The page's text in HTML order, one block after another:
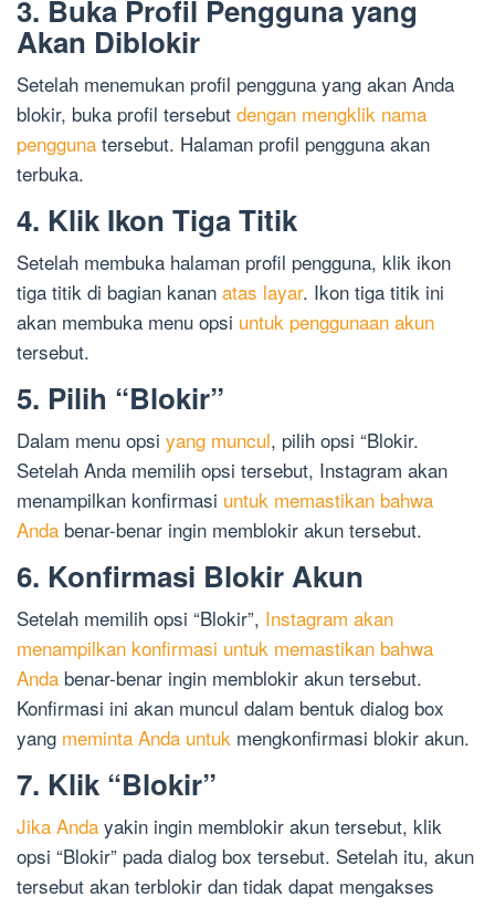
3. Buka Profil Pengguna yang
Akan Diblokir
Setelah menemukan profil pengguna yang akan Anda
blokir, buka profil tersebut dengan mengklik nama
pengguna tersebut. Halaman profil pengguna akan
terbuka.
4. Klik Ikon Tiga Titik
Setelah membuka halaman profil pengguna, klik ikon
tiga titik di bagian kanan atas layar. Ikon tiga titik ini
akan membuka menu opsi untuk penggunaan akun
tersebut.
5. Pilih “Blokir”
Dalam menu opsi yang muncul, pilih opsi “Blokir.
Setelah Anda memilih opsi tersebut, Instagram akan
menampilkan konfirmasi untuk memastikan bahwa
Anda benar-benar ingin memblokir akun tersebut.
6. Konfirmasi Blokir Akun
Setelah memilih opsi “Blokir”, Instagram akan
menampilkan konfirmasi untuk memastikan bahwa
Anda benar-benar ingin memblokir akun tersebut.
Konfirmasi ini akan muncul dalam bentuk dialog box
yang meminta Anda untuk mengkonfirmasi blokir akun.
7. Klik “Blokir”
Jika Anda yakin ingin memblokir akun tersebut, klik
opsi “Blokir” pada dialog box tersebut. Setelah itu, akun
tersebut akan terblokir dan tidak dapat mengakses